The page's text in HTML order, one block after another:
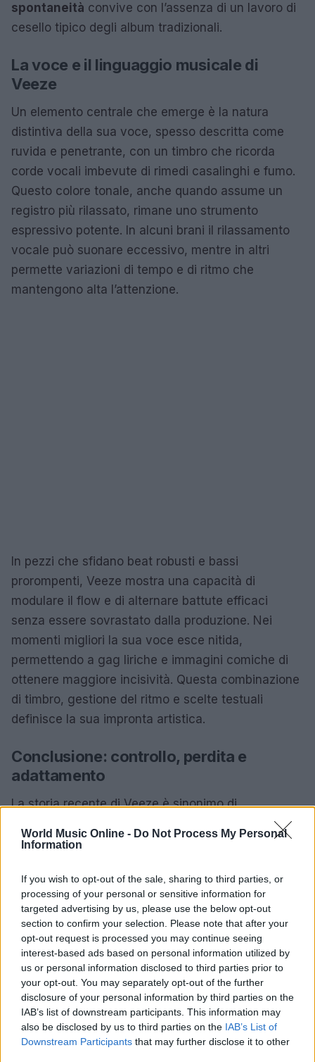
World Music Online - Do Not Process My Personal
Information
If you wish to opt-out of the sale, sharing to third parties, or
processing of your personal or sensitive information for
targeted advertising by us, please use the below opt-out
section to confirm your selection. Please note that after your
opt-out request is processed you may continue seeing
interest-based ads based on personal information utilized by
us or personal information disclosed to third parties prior to
your opt-out. You may separately opt-out of the further
disclosure of your personal information by third parties on the
IAB’s list of downstream participants. This information may
also be disclosed by us to third parties on the IAB’s List of
Downstream Participants that may further disclose it to other
spontaneità convive con l’assenza di un lavoro di
cesello tipico degli album tradizionali.
La voce e il linguaggio musicale di
Veeze
Un elemento centrale che emerge è la natura
distintiva della sua voce, spesso descritta come
ruvida e penetrante, con un timbro che ricorda
corde vocali imbevute di rimedi casalinghi e fumo.
Questo colore tonale, anche quando assume un
registro più rilassato, rimane uno strumento
espressivo potente. In alcuni brani il rilassamento
vocale può suonare eccessivo, mentre in altri
permette variazioni di tempo e di ritmo che
mantengono alta l’attenzione.
In pezzi che sfidano beat robusti e bassi
prorompenti, Veeze mostra una capacità di
modulare il flow e di alternare battute efficaci
senza essere sovrastato dalla produzione. Nei
momenti migliori la sua voce esce nitida,
permettendo a gag liriche e immagini comiche di
ottenere maggiore incisività. Questa combinazione
di timbro, gestione del ritmo e scelte testuali
definisce la sua impronta artistica.
Conclusione: controllo, perdita e
adattamento
La storia recente di Veeze è sinonimo di
adattamento: trasformare le perdite in materiale
sfruttabile, trovare coesione tra pezzi sparsi e
forzature esterne. La sua posizione nei confronti
della
leak culturesembra oscillare tra accettazione
pragmatica e consapevolezza dei limiti che questa
impone. Alla fine, il progetto più recente testimonia
come sia possibile forgiare un’identità coerente
anche da ciò che nasce caoticamente.
Per chi segue la scena di Detroit e il rap
contemporaneo, l’esperienza di Veeze rappresenta